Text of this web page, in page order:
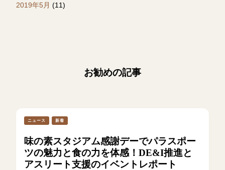
2019年5月 (11)
お勧めの記事
ニュース 新着
味の素スタジアム感謝デーでパラスポー
ツの魅力と食の力を体感！DE&I推進と
アスリート支援のイベントレポート